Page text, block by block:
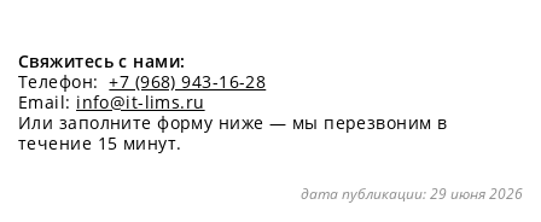
Свяжитесь с нами:
Телефон:+7 (968) 943-16-28
Email: info@it-lims.ru
Или заполните форму ниже — мы перезвоним в
течение 15 минут.
дата публикации:29 июня 2026